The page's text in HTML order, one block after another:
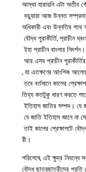
আস্থা হারায়নি এটা অতীব
বড়ুয়ারা আজ উন্নত
অধিকারী এবং উন্নতির পথে
বৌদ্ধ পুরাকীর্তি, প্রাচীন
ইহা প্রাচীন বাংলার নিদর্শন।
আর এসব প্রাচীন
, যা এতক্ষণের আংশিক
তবে বর্তমানে কালের
তিহ্য কতটুকু ধারণ করতে
ইতিহাস জাতির সম্পদ। যে
যে জাতি ইতিহাস জানে না
তাই কালের প্রেক্ষাপটে
রী।
পরিশেষে, এই ক্ষুদ্র নিবন্ধে
বৌদ্ধ ছাত্রছাত্রীদের প্রতি